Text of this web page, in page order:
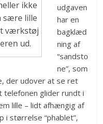
ikke
sære lille
værkstøj
ud.
udgaven
har en
bagklæd
ning af
“sandsto
ne”, som
der udover at se ret
telefonen glider rundt i
lille – lidt afhængig af
størrelse “phablet”,